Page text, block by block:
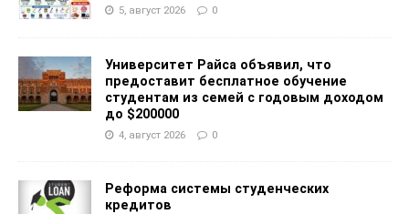
5, август 2026 0
Университет Райса объявил, что
предоставит бесплатное обучение
студентам из семей с годовым доходом
до $200000
4, август 2026 0
Реформа системы студенческих
кредитов